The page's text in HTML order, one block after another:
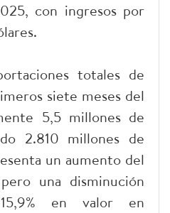
con ingresos por
totales de
siete meses del
5,5 millones de
2.810 millones de
un aumento del
una disminución
en valor en